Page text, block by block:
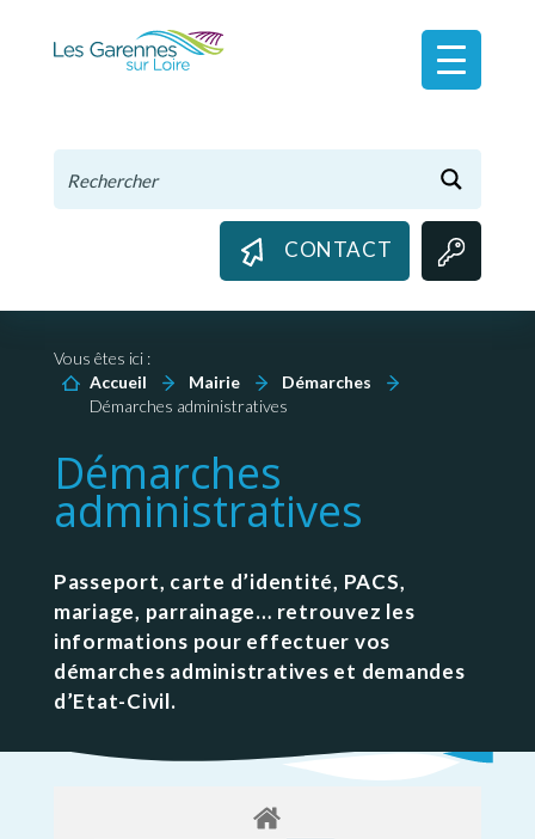
CONTACT
Vous êtes ici :
Accueil
Mairie
Démarches
Démarches administratives
Démarches
administratives
Passeport, carte d’identité, PACS,
mariage, parrainage… retrouvez les
informations pour effectuer vos
démarches administratives et demandes
d’Etat-Civil.